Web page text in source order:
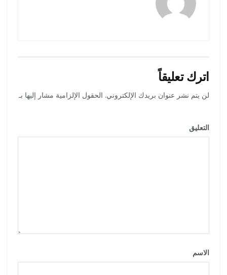
اترك تعليقاً
لن يتم نشر عنوان بريدك الإلكتروني. الحقول الإلزامية مشار إليها بـ
التعليق
الاسم